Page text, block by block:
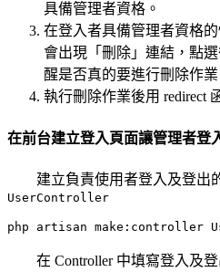
具備管理者資格。
在登入者具備管理者資格
會出現「刪除」連結，點
醒是否真的要進行刪除作業
執行刪除作業後用 redirect
在前台建立登入頁面讓管理者登
建立負責使用者登入及登出的
UserController
在 Controller 中填寫登入及登